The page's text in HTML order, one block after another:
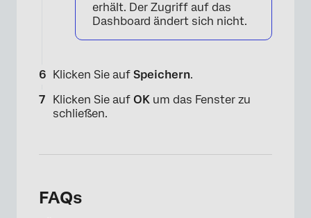
erhält. Der Zugriff auf das
Dashboard ändert sich nicht.
Klicken Sie auf Speichern.
Klicken Sie auf OK um das Fenster zu
schließen.
FAQs